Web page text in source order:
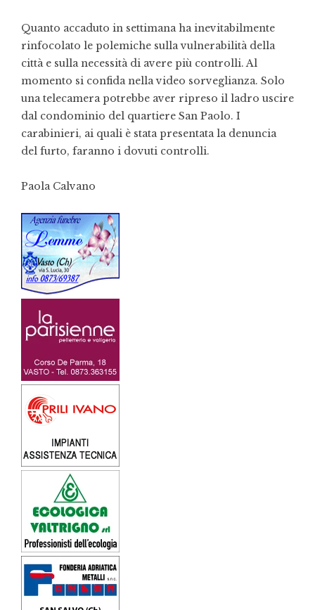
Quanto accaduto in settimana ha inevitabilmente
rinfocolato le polemiche sulla vulnerabilità della
città e sulla necessità di avere più controlli. Al
momento si confida nella video sorveglianza. Solo
una telecamera potrebbe aver ripreso il ladro uscire
dal condominio del quartiere San Paolo. I
carabinieri, ai quali è stata presentata la denuncia
del furto, faranno i dovuti controlli.
Paola Calvano